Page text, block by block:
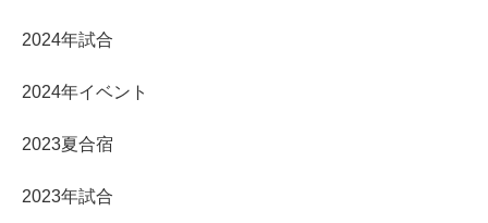
2024年試合
2024年イベント
2023夏合宿
2023年試合